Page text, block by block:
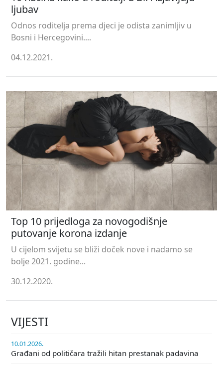
ljubav
Odnos roditelja prema djeci je odista zanimljiv u
Bosni i Hercegovini....
04.12.2021.
Top 10 prijedloga za novogodišnje
putovanje korona izdanje
U cijelom svijetu se bliži doček nove i nadamo se
bolje 2021. godine...
30.12.2020.
VIJESTI
10.01.2026.
Građani od političara tražili hitan prestanak padavina